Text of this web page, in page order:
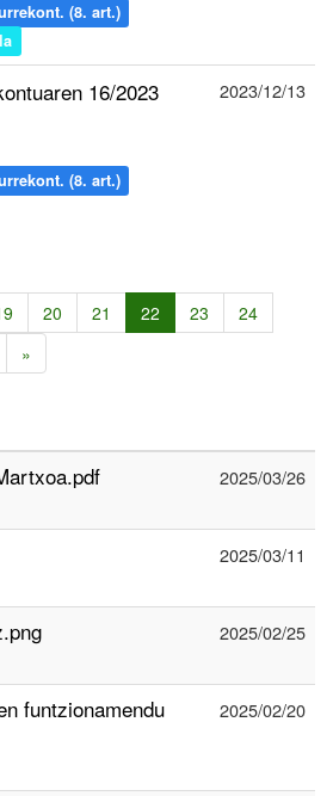
(8. art.)
16/2023
(8. art.)
2023/12/13
20 21 22 23
24
»
2025/03/26
2025/03/11
2025/02/25
funtzionamendu
2025/02/20